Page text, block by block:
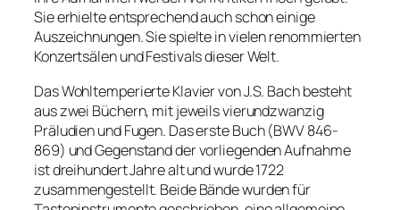
Sie erhielte entsprechend auch schon einige
Auszeichnungen. Sie spielte in vielen renommierten
Konzertsälen und Festivals dieser Welt.
Das Wohltemperierte Klavier von J.S. Bach besteht
aus zwei Büchern, mit jeweils vierundzwanzig
Präludien und Fugen. Das erste Buch (BWV 846-
869) und Gegenstand der vorliegenden Aufnahme
ist dreihundert Jahre alt und wurde 1722
zusammengestellt. Beide Bände wurden für